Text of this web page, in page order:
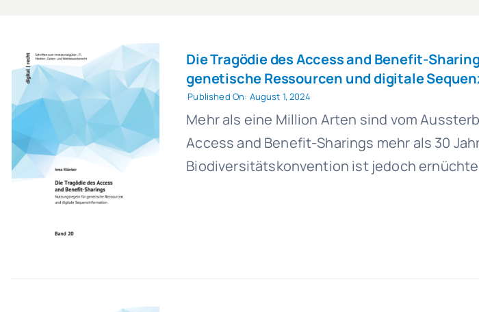
Die Tragödie des Access and Benefit-
genetische Ressourcen und digitale
Published On: August 1, 2024
Mehr als eine Million Arten sind vom
Access and Benefit-Sharings mehr als 30
Biodiversitätskonvention ist jedoch